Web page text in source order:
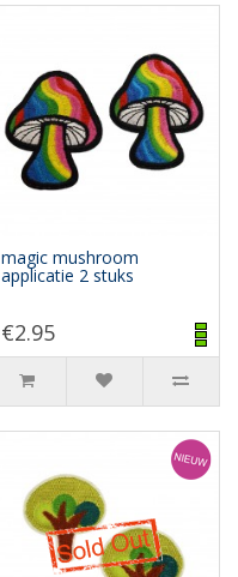
magic mushroom
applicatie 2 stuks
€2.95